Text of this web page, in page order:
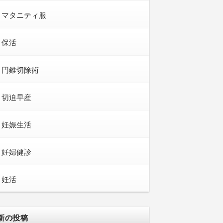
マタニティ服
保活
円錐切除術
切迫早産
妊娠生活
妊婦健診
妊活
の投稿